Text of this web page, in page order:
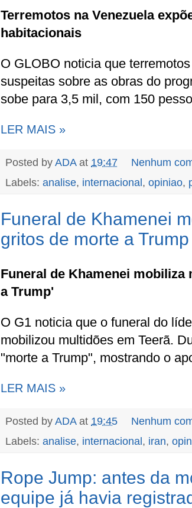
Terremotos na Venezuela
habitacionais
O GLOBO noticia que
suspeitas sobre as obras do
sobe para 3,5 mil, com 150
LER MAIS »
Posted by ADA at 19:47
Nenhum
Labels: analise, internacional, opiniao,
Funeral de Khamenei
gritos de morte a Trump
Funeral de Khamenei
a Trump'
O G1 noticia que o funeral do
mobilizou multidões em Teerã.
"morte a Trump", mostrando o
LER MAIS »
Posted by ADA at 19:45
Nenhum
Labels: analise, internacional, iran,
Rope Jump: antes da
equipe já havia